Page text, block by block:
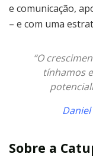
e comunicação,
– e com uma
“O
tínhamos
Sobre a